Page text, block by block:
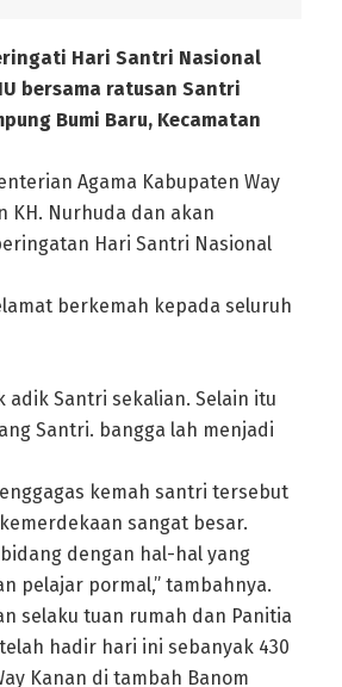
Hari Santri Nasional
bersama ratusan Santri
Bumi Baru, Kecamatan
Agama Kabupaten Way
KH. Nurhuda dan akan
Hari Santri Nasional
berkemah kepada seluruh
adik Santri sekalian. Selain itu
Santri. bangga lah menjadi
kemah santri tersebut
sangat besar.
dengan hal-hal yang
pelajar pormal,” tambahnya.
selaku tuan rumah dan Panitia
hadir hari ini sebanyak 430
Kanan di tambah Banom